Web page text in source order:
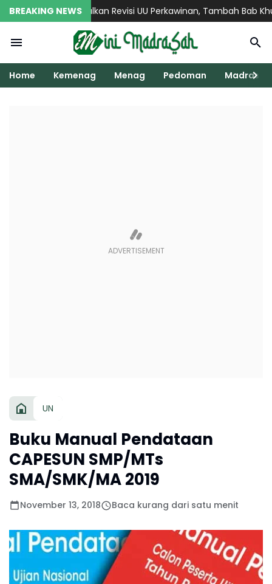
BREAKING NEWS
Menag Usulkan Revisi UU Perkawinan, Tambah Bab
Home Kemenag Menag Pedoman Madrasah
UN
Buku Manual Pendataan
CAPESUN SMP/MTs
SMA/SMK/MA 2019
November 13, 2018 Baca kurang dari satu menit